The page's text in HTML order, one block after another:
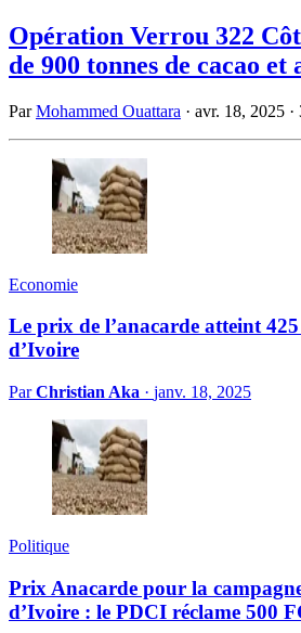
Opération Verrou 322
de 900 tonnes de cacao et
ParMohammed Ouattara · avr. 18, 2025 ·
Economie
Le prix de l’anacarde atteint
d’Ivoire
ParChristian Aka · janv. 18, 2025
Politique
Prix Anacarde pour la
d’Ivoire : le PDCI réclame 500